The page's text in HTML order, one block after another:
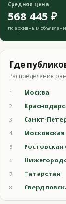
Средняя цена
568 445 ₽
по архивным
Где
Распределение
1 Москва
2
3
Санкт-
4
5
Ростовская
6
7
Татарстан
8